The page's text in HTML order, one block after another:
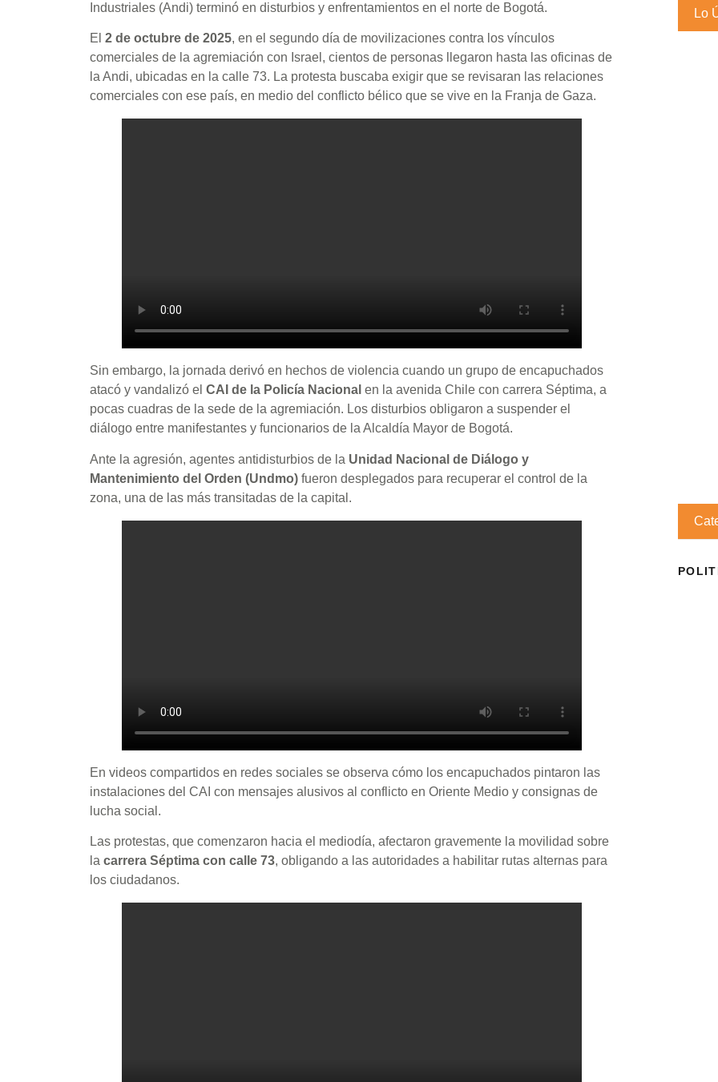
Industriales (Andi) terminó en disturbios y enfrentamientos en el norte de Bogotá.
El 2 de octubre de 2025, en el segundo día de movilizaciones contra los vínculos
comerciales de la agremiación con Israel, cientos de personas llegaron hasta las oficinas de
la Andi, ubicadas en la calle 73. La protesta buscaba exigir que se revisaran las relaciones
comerciales con ese país, en medio del conflicto bélico que se vive en la Franja de Gaza.
Sin embargo, la jornada derivó en hechos de violencia cuando un grupo de encapuchados
atacó y vandalizó el CAI de la Policía Nacional en la avenida Chile con carrera Séptima, a
pocas cuadras de la sede de la agremiación. Los disturbios obligaron a suspender el
diálogo entre manifestantes y funcionarios de la Alcaldía Mayor de Bogotá.
Ante la agresión, agentes antidisturbios de la Unidad Nacional de Diálogo y
Mantenimiento del Orden (Undmo) fueron desplegados para recuperar el control de la
zona, una de las más transitadas de la capital.
En videos compartidos en redes sociales se observa cómo los encapuchados pintaron las
instalaciones del CAI con mensajes alusivos al conflicto en Oriente Medio y consignas de
lucha social.
Las protestas, que comenzaron hacia el mediodía, afectaron gravemente la movilidad sobre
la carrera Séptima con calle 73, obligando a las autoridades a habilitar rutas alternas para
los ciudadanos.
Lo